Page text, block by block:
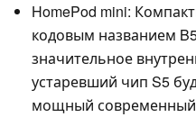
HomePod mini:
кодовым названием
значительное
устаревший чип S5
мощный современный